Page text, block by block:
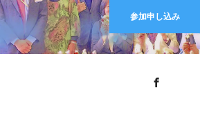
参加申し込み